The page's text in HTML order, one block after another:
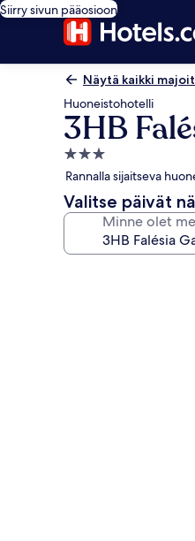
Siirry sivun pääosioon
Näytä kaikki
Huoneistohotelli
3HB
3.0
tähden
majoituspaikka
Rannalla sijaitseva
Valitse päivät
Minne olet